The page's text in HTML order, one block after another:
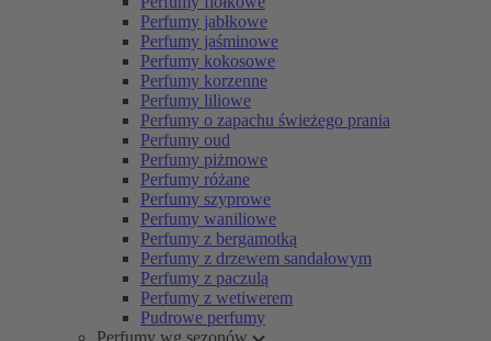
Perfumy jabłkowe
Perfumy jaśminowe
Perfumy kokosowe
Perfumy korzenne
Perfumy liliowe
Perfumy o zapachu świeżego prania
Perfumy oud
Perfumy piżmowe
Perfumy różane
Perfumy szyprowe
Perfumy waniliowe
Perfumy z bergamotką
Perfumy z drzewem sandałowym
Perfumy z paczulą
Perfumy z wetiwerem
Pudrowe perfumy
Perfumy wg sezonów